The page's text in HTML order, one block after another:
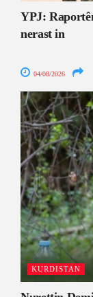
YPJ:
nerast in
04/08/2026
KURDISTAN